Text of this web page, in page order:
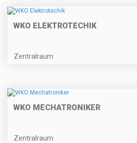
WKO ELEKTROTECHIK
Zentralraum
WKO MECHATRONIKER
Zentralraum